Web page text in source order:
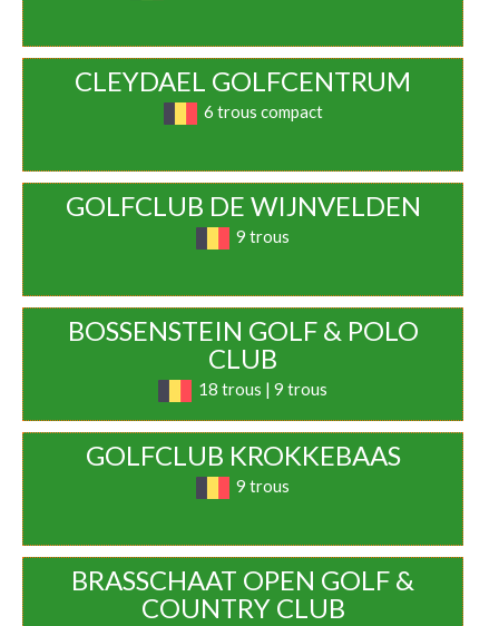
CLEYDAEL GOLFCENTRUM
6 trous compact
GOLFCLUB DE WIJNVELDEN
9 trous
BOSSENSTEIN GOLF & POLO
CLUB
18 trous | 9 trous
GOLFCLUB KROKKEBAAS
9 trous
BRASSCHAAT OPEN GOLF &
COUNTRY CLUB